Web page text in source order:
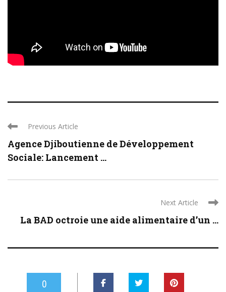
Previous Article
Agence Djiboutienne de Développement
Sociale: Lancement ...
Next Article
La BAD octroie une aide alimentaire d’un ...
0